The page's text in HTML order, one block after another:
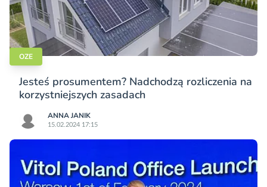
OZE
Jesteś prosumentem? Nadchodzą rozliczenia na
korzystniejszych zasadach
ANNA JANIK
15.02.2024 17:15